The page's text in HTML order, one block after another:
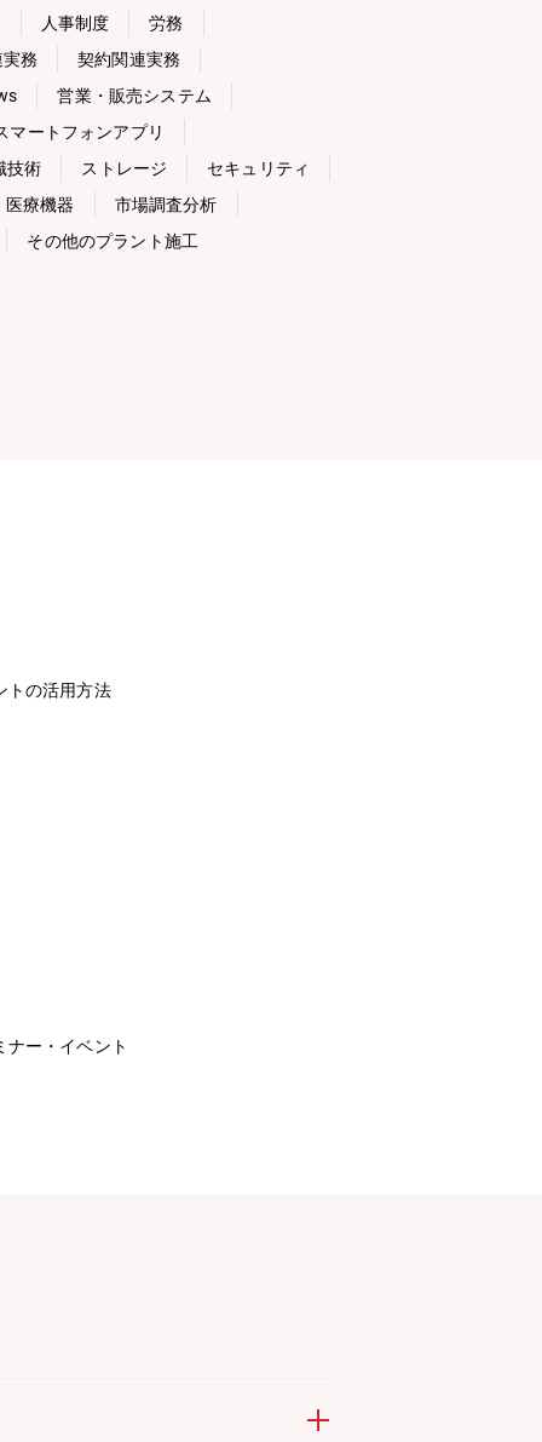
人事制度
労務
務
契約関連実務
営業・販売システム
マートフォンアプリ
技術
ストレージ
セキュリティ
医療機器
市場調査分析
その他のプラント施工
トの活用方法
ナー・イベント